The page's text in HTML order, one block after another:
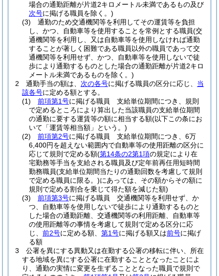
場合の通勤距離が片道2キロメートル未満であるもの及び
次号に掲げる職員を除く。)
(3)
通勤のため交通機関等を利用してその運賃等を負担
し、かつ、自動車等を使用することを常例とする職員(交
通機関等を利用し、又は自動車等を使用しなければ通勤
することが著しく困難である職員以外の職員であって交
通機関等を利用せず、かつ、自動車等を使用しないで徒
歩により通勤するものとした場合の通勤距離が片道2キロ
メートル未満であるものを除く。)
2
通勤手当の額は、 次の各号に掲げる職員の区分に応じ、 当
該各号に定める額とする。
(1)
前項第1号に掲げる職員 支給単位期間につき、規則
で定めるところにより算出した当該職員の支給単位期間
の通勤に要する運賃等の額に相当する額(以下この条にお
いて「運賃等相当額」という。)
(2)
前項第2号に掲げる職員 支給単位期間につき、6万
6,400円を超えない範囲内で自動車等の使用距離の区分に
応じて規則で定める額(第14条の2第1項の規定により在
宅勤務等手当を支給される職員及び定年前再任用短時間
勤務職員(支給単位期間当たりの通勤回数を考慮して規則
で定める職員に限る。)にあっては、その額からその額に
規則で定める割合を乗じて得た額を減じた額)
(3)
前項第3号に掲げる職員 交通機関等を利用せず、か
つ、自動車等を使用しないで徒歩により通勤するものと
した場合の通勤距離、交通機関等の利用距離、自動車等
の使用距離等の事情を考慮して規則で定める区分に応
じ、 前2号に定める額、 第1号に掲げる額又は前号に掲げ
る額
3
公署を異にする異動又は在勤する公署の移転に伴い、所在
する地域を異にする公署に在勤することとなったことによ
り、通勤の実情に変更を生ずることとなった職員で規則で